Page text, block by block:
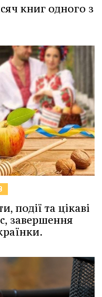
книг одного з
події та цікаві
завершення